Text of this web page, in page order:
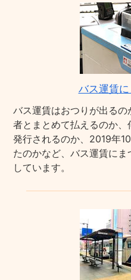
バス運賃
バス運賃はおつりが出る
者とまとめて払えるのか
発行されるのか、2019年
たのかなど、バス運賃に
しています。